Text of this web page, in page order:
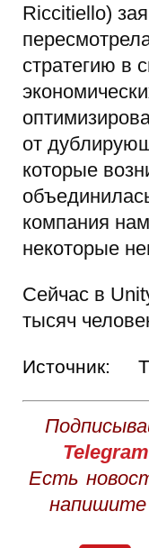
Riccitiello)
стратегию в
от
которые
компания
некоторые
Сейчас в
тысяч
Источник:
Telegram
Есть